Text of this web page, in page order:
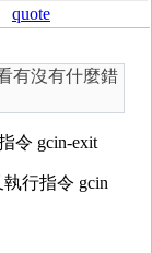
quote
有沒有什麼錯
令 gcin-exit
行指令 gcin